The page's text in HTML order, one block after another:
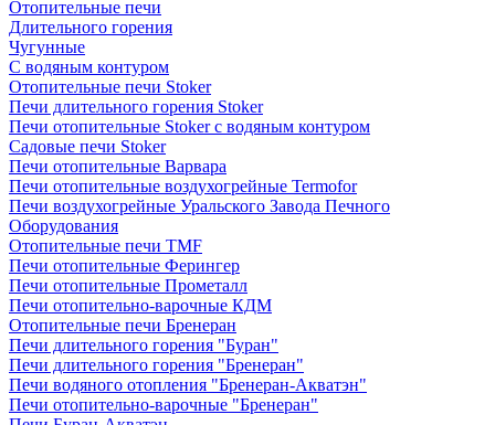
Отопительные печи
Длительного горения
Чугунные
C водяным контуром
Отопительные печи Stoker
Печи длительного горения Stoker
Печи отопительные Stoker с водяным контуром
Садовые печи Stoker
Печи отопительные Варвара
Печи отопительные воздухогрейные Termofor
Печи воздухогрейные Уральского Завода Печного
Оборудования
Отопительные печи TMF
Печи отопительные Ферингер
Печи отопительные Прометалл
Печи отопительно-варочные КДМ
Отопительные печи Бренеран
Печи длительного горения "Буран"
Печи длительного горения "Бренеран"
Печи водяного отопления "Бренеран-Акватэн"
Печи отопительно-варочные "Бренеран"